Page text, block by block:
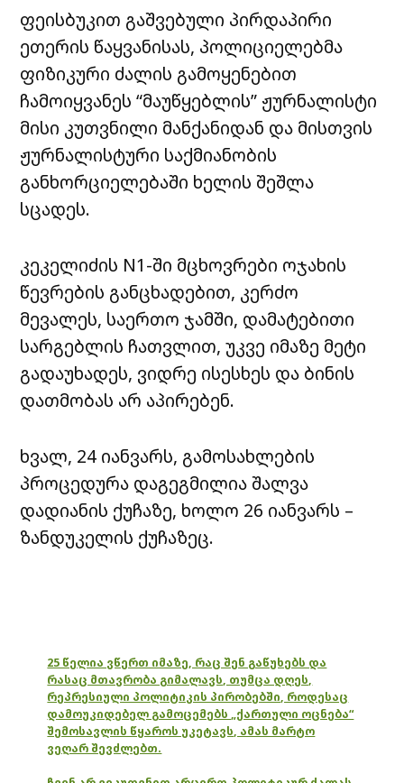
ფეისბუკით გაშვებული პირდაპირი
ეთერის წაყვანისას, პოლიციელებმა
ფიზიკური ძალის გამოყენებით
ჩამოიყვანეს “მაუწყებლის” ჟურნალისტი
მისი კუთვნილი მანქანიდან და მისთვის
ჟურნალისტური საქმიანობის
განხორციელებაში ხელის შეშლა
სცადეს.
კეკელიძის N1-ში მცხოვრები ოჯახის
წევრების განცხადებით, კერძო
მევალეს, საერთო ჯამში, დამატებითი
სარგებლის ჩათვლით, უკვე იმაზე მეტი
გადაუხადეს, ვიდრე ისესხეს და ბინის
დათმობას არ აპირებენ.
ხვალ, 24 იანვარს, გამოსახლების
პროცედურა დაგეგმილია შალვა
დადიანის ქუჩაზე, ხოლო 26 იანვარს –
ზანდუკელის ქუჩაზეც.
25 წელია ვწერთ იმაზე, რაც შენ გაწუხებს და
რასაც მთავრობა გიმალავს, თუმცა დღეს,
რეპრესიული პოლიტიკის პირობებში, როდესაც
დამოუკიდებელ გამოცემებს „ქართული ოცნება“
შემოსავლის წყაროს უკეტავს, ამას მარტო
ვეღარ შევძლებთ.